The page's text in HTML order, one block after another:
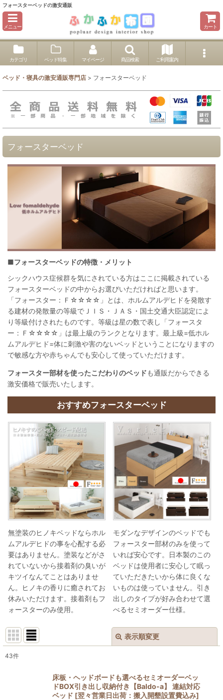
フォースターベッドの激安通販
メニュー カート
カテゴリ ベッド特集 マイページ 商品検索 ご利用案内
ベッド・寝具の激安通販専門店 > フォースターベッド
フォースターベッド
■フォースターベッドの特徴・メリット
シックハウス症候群を気にされている方はここに掲載されている
フォースターベッドの中からお選びいただければと思います。
「フォースター：Ｆ☆☆☆☆」とは、ホルムアルデヒドを発散す
る建材の発散量の等級でＪＩＳ・ＪＡＳ・国土交通大臣認定によ
り等級付けされたものです。等級は星の数で表し「フォースタ
ー：Ｆ☆☆☆☆」は最上級のランクとなります。最上級=低ホル
ムアルデヒド=体に刺激や害のないベッドということになりますの
で敏感な方や赤ちゃんでも安心して使っていただけます。
フォースター部材を使ったこだわりのベッドも通販だからできる
激安価格で販売いたします。
おすすめフォースターベッド
無塗装のヒノキベッドならホル
ムアルデヒドの事を心配する必
要はありません。塗装などがさ
れていないから接着剤の臭いが
キツイなんてことはありませ
ん。ヒノキの香りに癒されてお
休みいただけます。接着剤もフ
ォースターのみ使用。
モダンなデザインのベッドでも
フォースター部材のみを使って
いれば安心です。日本製のこの
ベッドは使用者に安心して眠っ
ていただきたいから体に良くな
いものは使っていません。引き
出しのタイプが好み合わせて選
べるセミオーダー仕様。
表示順変更
43件
床板・ヘッドボードも選べるセミオーダーベッ
ドBOX引き出し収納付き【Baldo-a】 連結対応
ベッド [翌々営業日出荷：搬入開墾設置費込み]